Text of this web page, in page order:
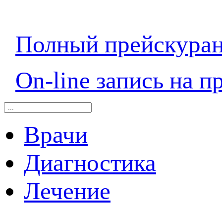
Полный
On-line запись на
Врачи
Диагностика
Лечение